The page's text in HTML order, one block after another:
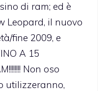
di ram; ed è
Leopard, il nuovo
fine 2009, e
A 15
Non oso
utilizzeranno,